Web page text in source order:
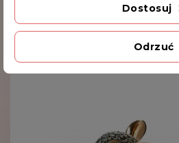
Odrzuć
Dostosuj